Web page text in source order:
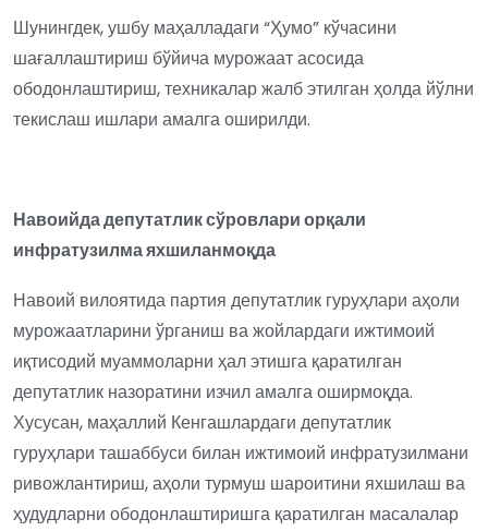
Шунингдек, ушбу маҳалладаги “Ҳумо” кўчасини
шағаллаштириш бўйича мурожаат асосида
ободонлаштириш, техникалар жалб этилган ҳолда йўлни
текислаш ишлари амалга оширилди.
Навоийда депутатлик сўровлари орқали
инфратузилма яхшиланмоқда
Навоий вилоятида партия депутатлик гуруҳлари аҳоли
мурожаатларини ўрганиш ва жойлардаги ижтимоий
иқтисодий муаммоларни ҳал этишга қаратилган
депутатлик назоратини изчил амалга оширмоқда.
Хусусан, маҳаллий Кенгашлардаги депутатлик
гуруҳлари ташаббуси билан ижтимоий инфратузилмани
ривожлантириш, аҳоли турмуш шароитини яхшилаш ва
ҳудудларни ободонлаштиришга қаратилган масалалар